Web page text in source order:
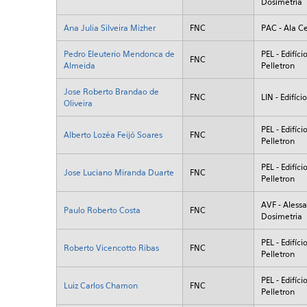
Ana Julia Silveira Mizher FNC PAC - Ala
Pedro Eleuterio Mendonca de
Almeida
FNC
PEL -
Pelletron
Jose Roberto Brandao de
Oliveira
FNC LIN -
Alberto Lozéa Feijó Soares FNC
PEL -
Pelletron
Jose Luciano Miranda Duarte FNC
PEL -
Pelletron
Paulo Roberto Costa FNC
AVF -
Dosimetria
Roberto Vicencotto Ribas FNC
PEL -
Pelletron
Luiz Carlos Chamon FNC
PEL -
Pelletron